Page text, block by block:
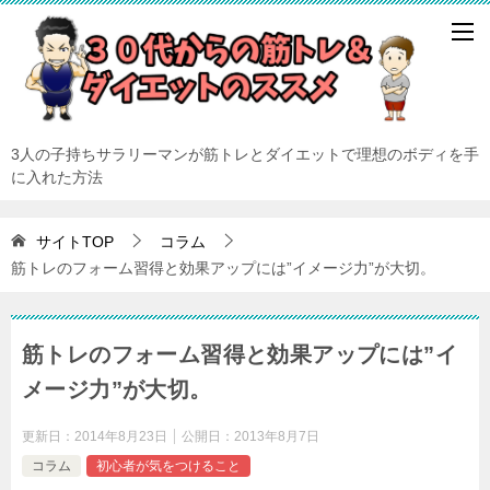
3人の子持ちサラリーマンが筋トレとダイエットで理想のボディを手
に入れた方法
サイトTOP
コラム
筋トレのフォーム習得と効果アップには”イメージ力”が大切。
筋トレのフォーム習得と効果アップには”イ
メージ力”が大切。
更新日： 2014年8月23日 公開日： 2013年8月7日
コラム
初心者が気をつけること